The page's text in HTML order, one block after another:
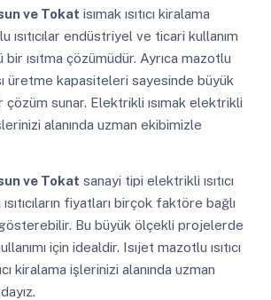
ve Tokat isımak ısıtıcı kiralama
endüstriyel ve ticari kullanım
ısıtma çözümüdür. Ayrıca mazotlu
üretme kapasiteleri sayesinde büyük
sunar. Elektrikli ısımak elektrikli
alanında uzman ekibimizle
ve Tokat sanayi tipi elektrikli ısıtıcı
fiyatları birçok faktöre bağlı
Bu büyük ölçekli projelerde
için idealdir. Isıjet mazotlu ısıtıcı
kiralama işlerinizi alanında uzman